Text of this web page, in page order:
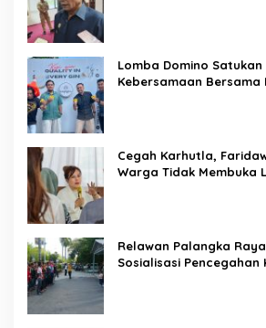
Lomba Domino
Kebersamaan Bersama
Cegah Karhutla,
Warga Tidak Membuka
Relawan Palangka
Sosialisasi Pencegahan